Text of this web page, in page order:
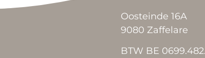
Oosteinde 16A
9080 Zaffelare
BTW BE